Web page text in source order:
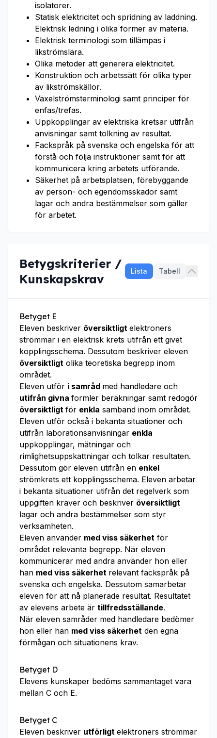
isolatorer.
Statisk elektricitet och spridning av laddning.
Elektrisk ledning i olika former av materia.
Elektrisk terminologi som tillämpas i
likströmslära.
Olika metoder att generera elektricitet.
Konstruktion och arbetssätt för olika typer
av likströmskällor.
Växelströmsterminologi samt principer för
enfas/trefas.
Uppkopplingar av elektriska kretsar utifrån
anvisningar samt tolkning av resultat.
Fackspråk på svenska och engelska för att
förstå och följa instruktioner samt för att
kommunicera kring arbetets utförande.
Säkerhet på arbetsplatsen, förebyggande
av person- och egendomsskador samt
lagar och andra bestämmelser som gäller
för arbetet.
Betygskriterier /
Kunskapskrav
Lista Tabell
Betyget E
Eleven beskriver översiktligt elektroners
strömmar i en elektrisk krets utifrån ett givet
kopplingsschema. Dessutom beskriver eleven
översiktligt olika teoretiska begrepp inom
området.
Eleven utför i samråd med handledare och
utifrån givna formler beräkningar samt redogör
översiktligt för enkla samband inom området.
Eleven utför också i bekanta situationer och
utifrån laborationsanvisningar enkla
uppkopplingar, mätningar och
rimlighetsuppskattningar och tolkar resultaten.
Dessutom gör eleven utifrån en enkel
strömkrets ett kopplingsschema. Eleven arbetar
i bekanta situationer utifrån det regelverk som
uppgiften kräver och beskriver översiktligt
lagar och andra bestämmelser som styr
verksamheten.
Eleven använder med viss säkerhet för
området relevanta begrepp. När eleven
kommunicerar med andra använder hon eller
han med viss säkerhet relevant fackspråk på
svenska och engelska. Dessutom samarbetar
eleven för att nå planerade resultat. Resultatet
av elevens arbete är tillfredsställande.
När eleven samråder med handledare bedömer
hon eller han med viss säkerhet den egna
förmågan och situationens krav.
Betyget D
Elevens kunskaper bedöms sammantaget vara
mellan C och E.
Betyget C
Eleven beskriver utförligt elektroners strömmar